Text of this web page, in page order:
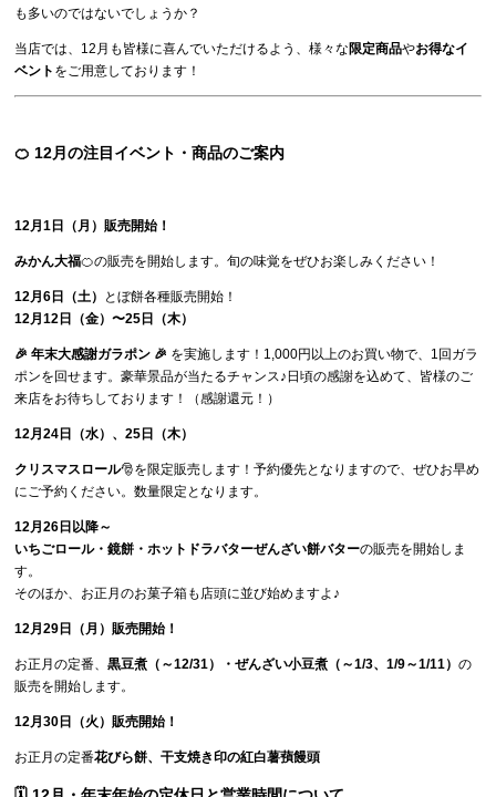
も多いのではないでしょうか？
当店では、12月も皆様に喜んでいただけるよう、様々な限定商品やお得なイ
ベント をご用意しております！
🍊 12月の注目イベント・商品のご案内
12月1日（月）販売開始！
みかん大福🍊の販売を開始します。旬の味覚をぜひお楽しみください！
12月6日（土）
とぼ餅各種販売開始！
12月12日（金）〜25日（木）
🎉 年末大感謝ガラポン 🎉 を実施します！1,000円以上のお買い物で、1回ガラ
ポンを回せます。豪華景品が当たるチャンス♪日頃の感謝を込めて、皆様のご
来店をお待ちしております！（感謝還元！）
12月24日（水）、25日（木）
クリスマスロール🎅を限定販売します！予約優先となりますので、ぜひお早め
にご予約ください。数量限定となります。
12月26日以降～
いちごロール・鏡餅・ホットドラバターぜんざい餅バターの販売を開始しま
す。
そのほか、お正月のお菓子箱も店頭に並び始めますよ♪
12月29日（月）販売開始！
お正月の定番、黒豆煮（～12/31）・ぜんざい小豆煮（～1/3、1/9～1/11）の
販売を開始します。
12月30日（火）販売開始！
お正月の定番花びら餅、干支焼き印の紅白薯蕷饅頭